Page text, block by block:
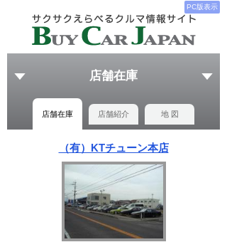
PC版表示
店舗在庫
店舗在庫 店舗紹介 地 図
（有）KTチューン本店